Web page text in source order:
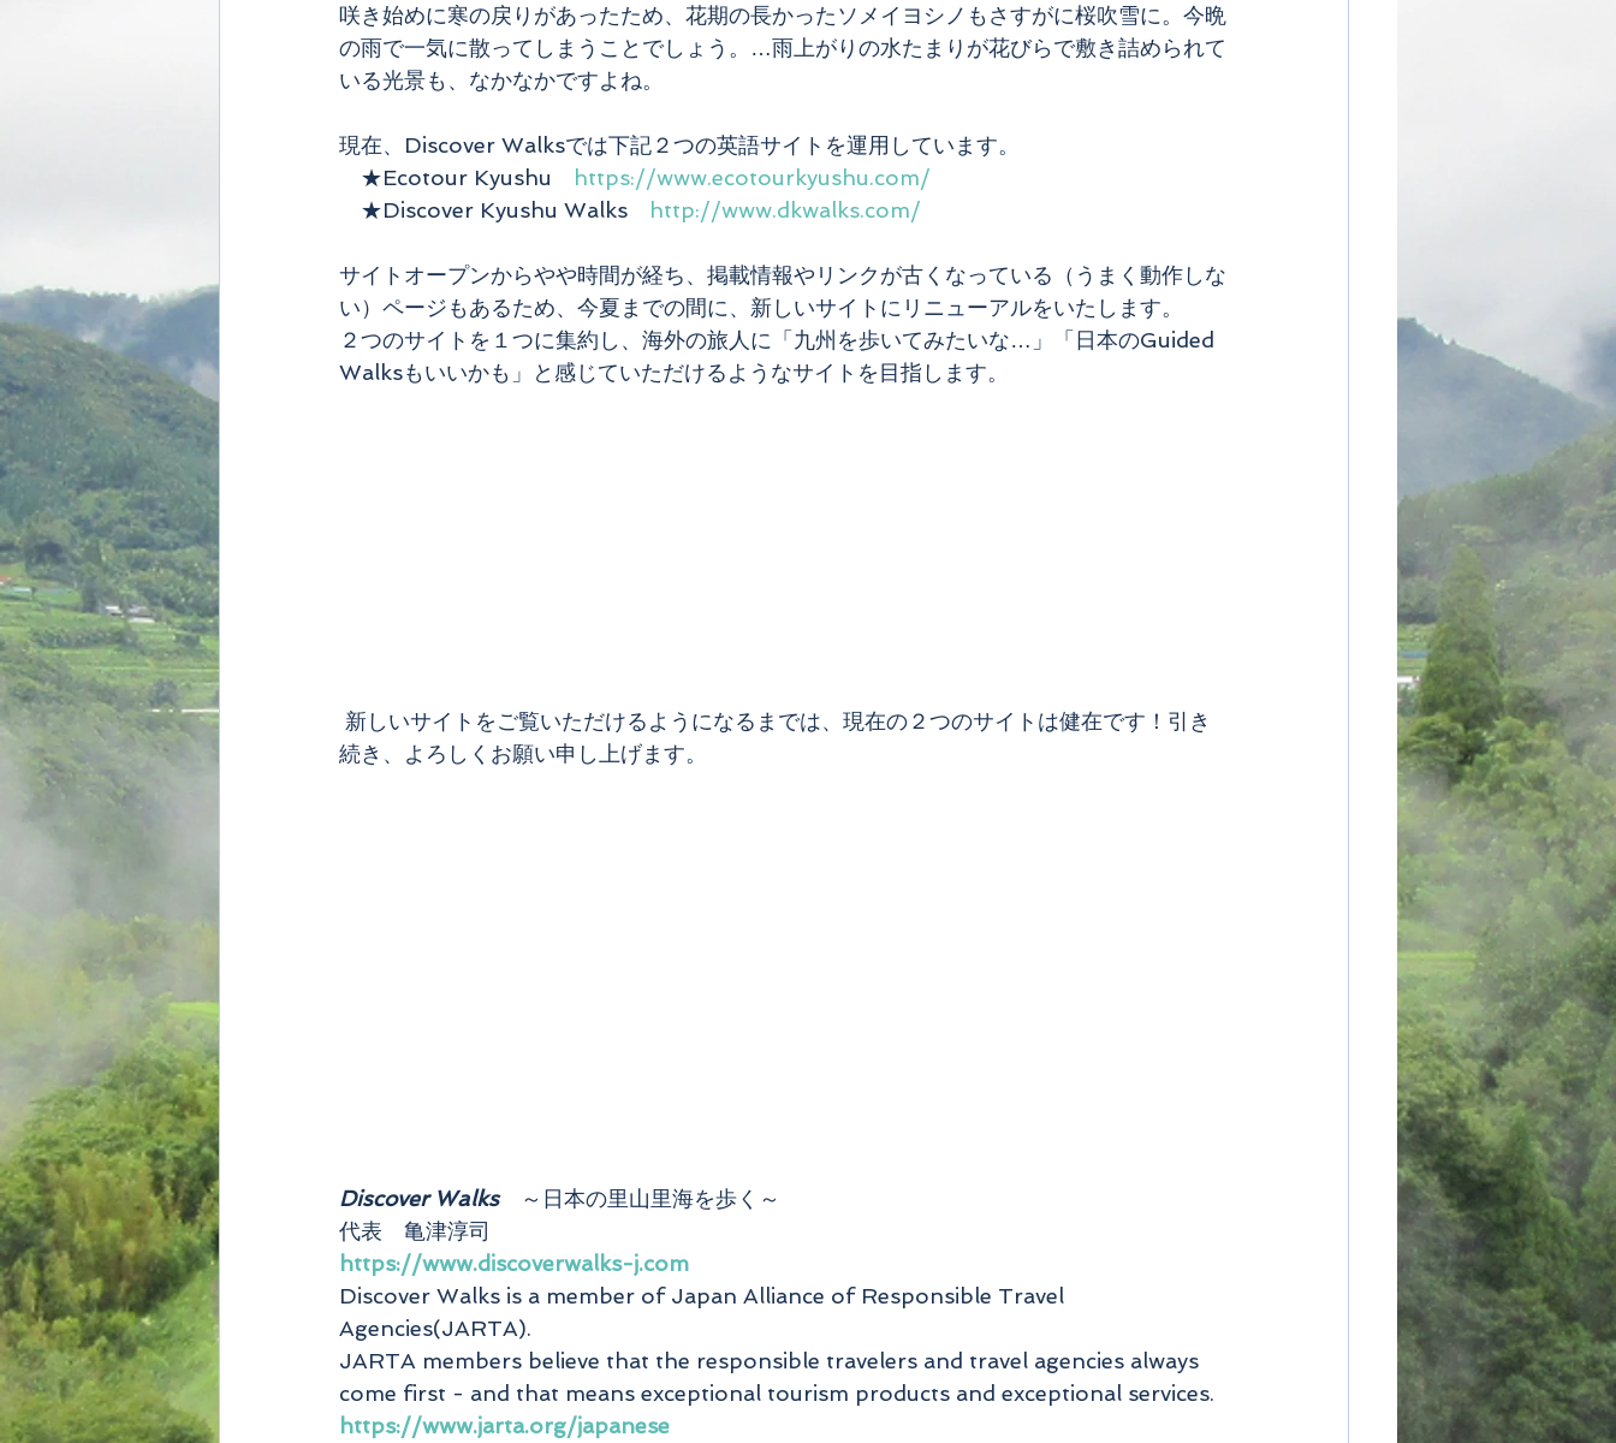
咲き始めに寒の戻りがあったため、花期の長かったソメイヨシノもさすがに桜吹雪に。今晩
の雨で一気に散ってしまうことでしょう。…雨上がりの水たまりが花びらで敷き詰められて
いる光景も、なかなかですよね。
現在、Discover Walksでは下記２つの英語サイトを運用しています。
★Ecotour Kyushu
https://www.ecotourkyushu.com/
★Discover Kyushu Walks
http://www.dkwalks.com/
サイトオープンからやや時間が経ち、掲載情報やリンクが古くなっている（うまく動作しな
い）ページもあるため、今夏までの間に、新しいサイトにリニューアルをいたします。
２つのサイトを１つに集約し、海外の旅人に「九州を歩いてみたいな…」「日本のGuided
Walksもいいかも」と感じていただけるようなサイトを目指します。
続き、よろしくお願い申し上げます。
Discover Walks ～日本の里山里海を歩く～
代表　亀津淳司
https://www.discoverwalks-j.com
Discover Walks is a member of Japan Alliance of Responsible Travel
Agencies(JARTA).
JARTA members believe that the responsible travelers and travel agencies always
come first - and that means exceptional tourism products and exceptional services.
https://www.jarta.org/japanese